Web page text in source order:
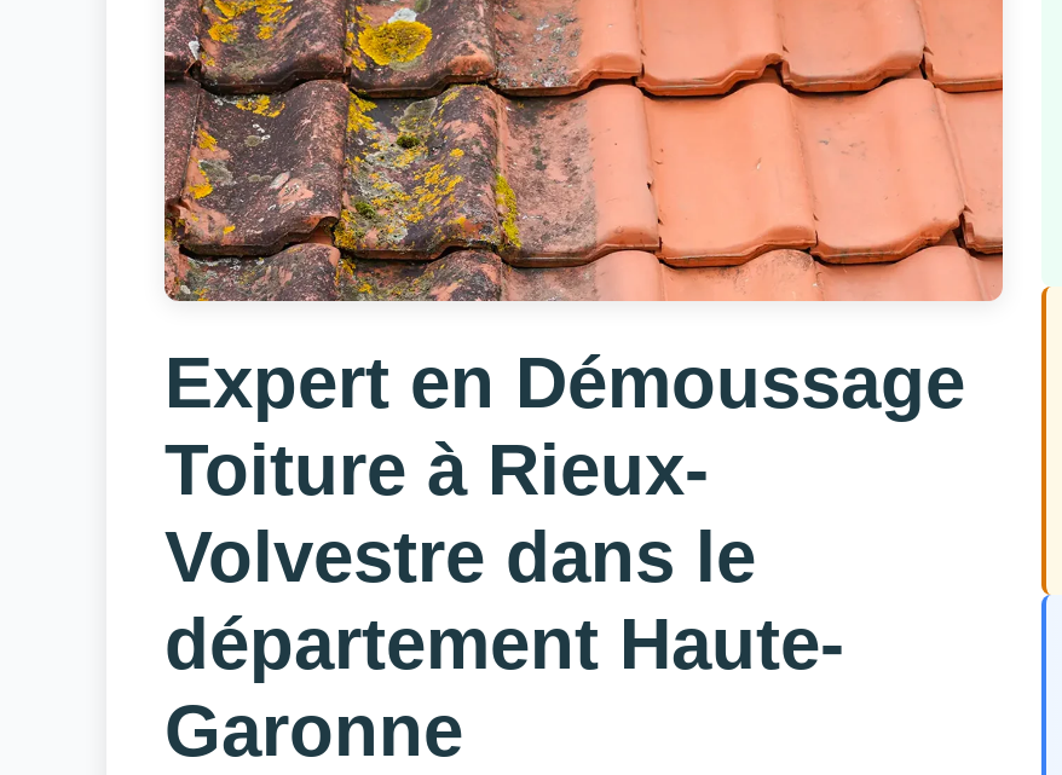
Expert en Démoussage
Toiture à Rieux-
Volvestre dans le
département Haute-
Garonne